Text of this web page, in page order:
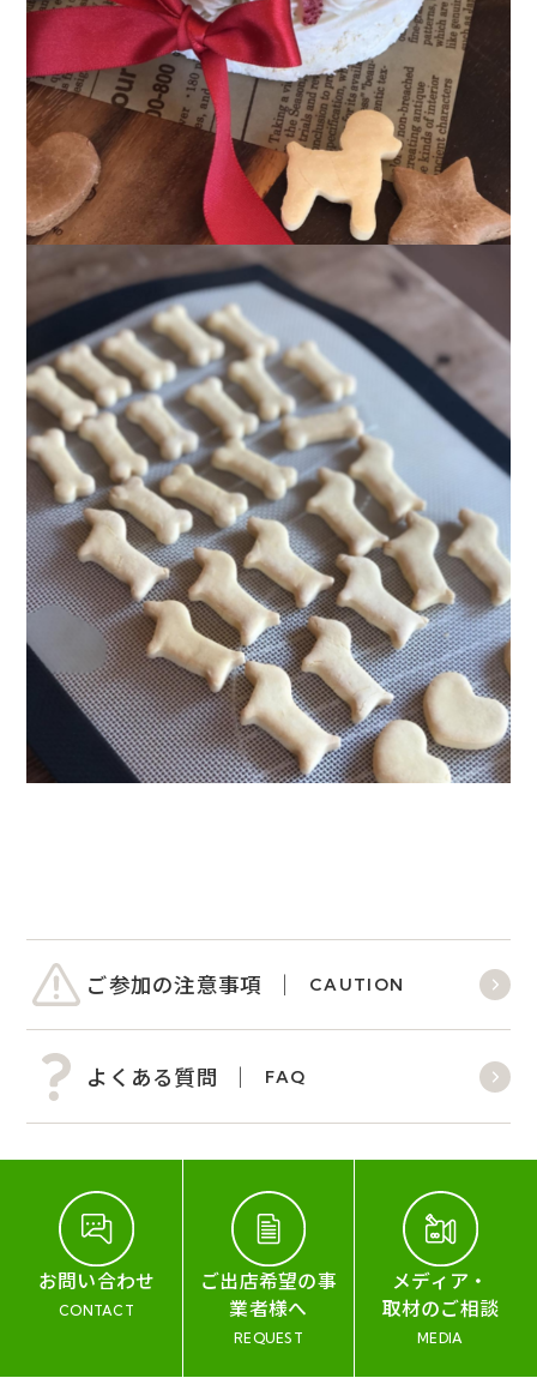
ご参加の注意事項 CAUTION
よくある質問 FAQ
お問い合わせ
CONTACT
ご出店希望の事
業者様へ
REQUEST
メディア・
取材のご相談
MEDIA